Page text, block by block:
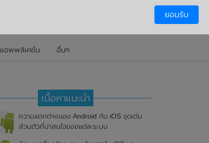
แอพพลิเคชั่น อื่นๆ
เนื้อหาแนะนำ
ความแตกต่างของ Android กับ iOS จุดเด่น
ส่วนตัวที่น่าสนใจของแต่ละระบบ
ยอมรับ